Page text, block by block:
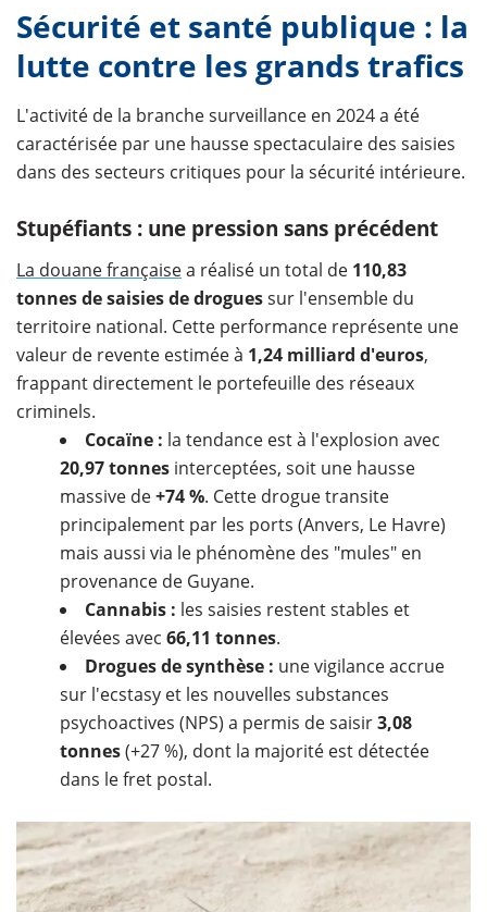
Sécurité et santé publique : la
lutte contre les grands trafics
L'activité de la branche surveillance en 2024 a été
caractérisée par une hausse spectaculaire des saisies
dans des secteurs critiques pour la sécurité intérieure.
Stupéfiants : une pression sans précédent
La douane françaisea réalisé un total de 110,83
tonnes de saisies de droguessur l'ensemble du
territoire national. Cette performance représente une
valeur de revente estimée à 1,24 milliard d'euros,
frappant directement le portefeuille des réseaux
criminels.
Cocaïne : la tendance est à l'explosion avec
20,97 tonnes interceptées, soit une hausse
massive de+74 %. Cette drogue transite
principalement par les ports (Anvers, Le Havre)
mais aussi via le phénomène des "mules" en
provenance de Guyane.
Cannabis : les saisies restent stables et
élevées avec 66,11 tonnes.
Drogues de synthèse : une vigilance accrue
sur l'ecstasy et les nouvelles substances
psychoactives (NPS) a permis de saisir3,08
tonnes(+27 %), dont la majorité est détectée
dans le fret postal.